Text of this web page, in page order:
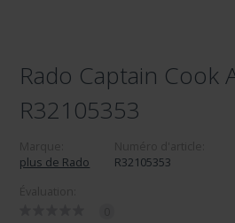
Rado Captain Cook
R32105353
plus de Rado
R32105353